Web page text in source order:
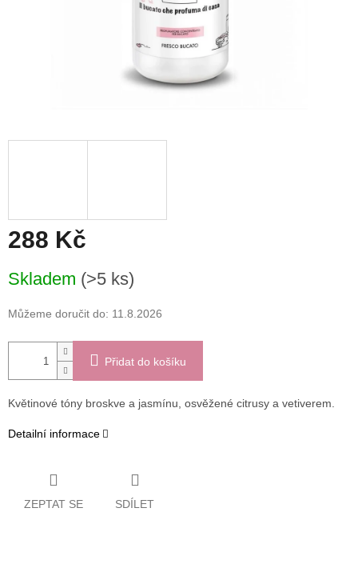
288 Kč
cena:
Skladem (>5 ks)
Můžeme doručit do: 11.8.2026
Přidat do košíku
Květinové tóny broskve a jasmínu, osvěžené citrusy a vetiverem.
Detailní informace
ZEPTAT SE SDÍLET